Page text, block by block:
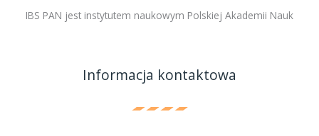
IBS PAN jest instytutem naukowym Polskiej Akademii Nauk
Informacja kontaktowa